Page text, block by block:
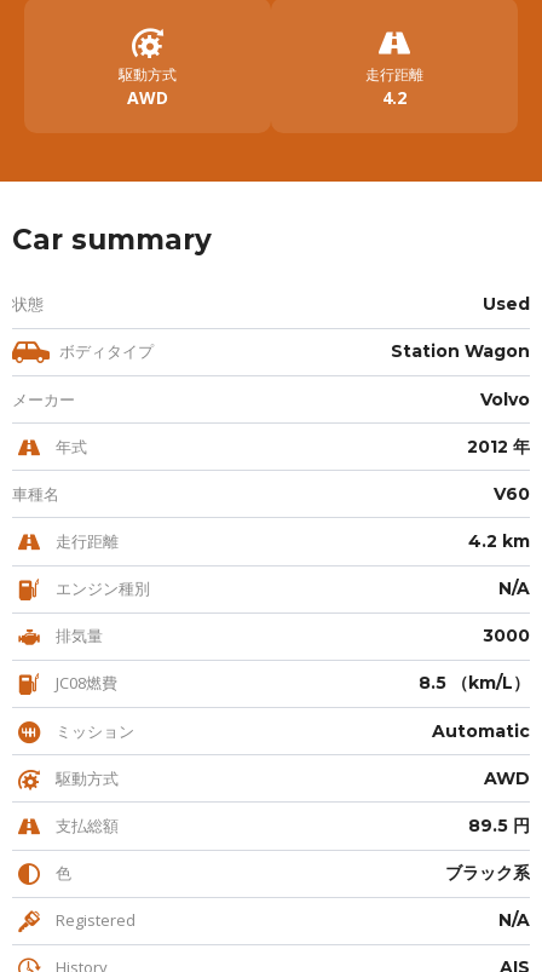
駆動方式
AWD
走行距離
4.2
Car summary
状態 Used
ボディタイプ Station Wagon
メーカー Volvo
年式 2012 年
車種名 V60
走行距離 4.2 km
エンジン種別 N/A
排気量 3000
JC08燃費 8.5 （km/L）
ミッション Automatic
駆動方式 AWD
支払総額 89.5 円
色 ブラック系
Registered N/A